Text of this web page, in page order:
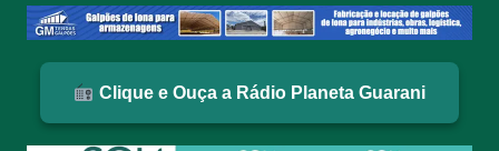
Clique e Ouça a Rádio Planeta Guarani